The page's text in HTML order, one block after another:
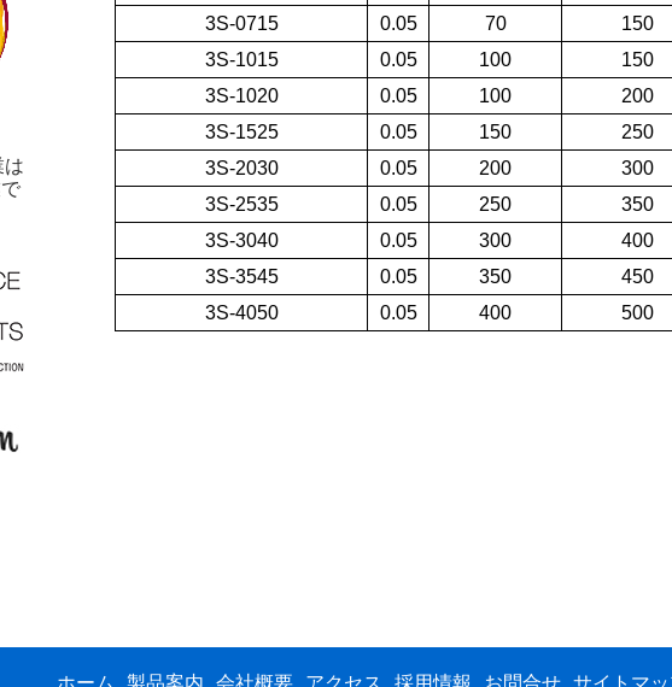
3S-0715
0.05 70 150
3S-1015
0.05 100 150
3S-1020
0.05 100 200
3S-1525
0.05 150 250
3S-2030
0.05 200 300
3S-2535
0.05 250 350
3S-3040
0.05 300 400
3S-3545
0.05 350 450
3S-4050
0.05 400 500
は
ホーム 製品案内 会社概要 アクセス 採用情報 お問合せ サイトマ